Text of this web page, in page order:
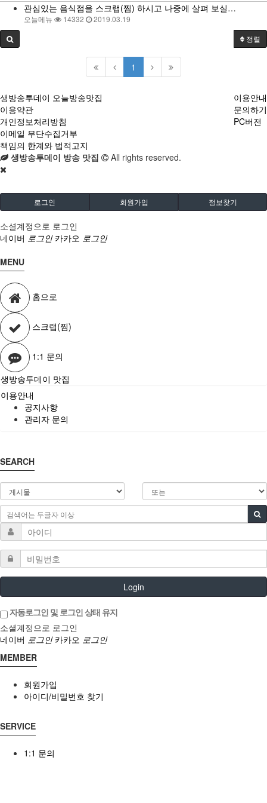
관심있는 음식점을 스크랩(찜) 하시고 나중에 살펴 보실…
오늘메뉴 14332
2019.03.19
정렬
1
생방송투데이 오늘방송맛집
이용약관
개인정보처리방침
이메일 무단수집거부
책임의 한계와 법적고지
이용안내
문의하기
PC버전
생방송투데이 방송 맛집 All rights reserved.
로그인 회원가입 정보찾기
소셜계정으로 로그인
네이버 로그인 카카오 로그인
MENU
홈으로
스크랩(찜)
1:1 문의
생방송투데이 맛집
이용안내
공지사항
관리자 문의
SEARCH
Login
자동로그인 및 로그인 상태 유지
소셜계정으로 로그인
네이버 로그인 카카오 로그인
MEMBER
회원가입
아이디/비밀번호 찾기
SERVICE
1:1 문의